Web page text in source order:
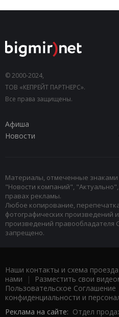
© 2000-2024,
ТОВ «КЕПРЕЙТ ПАРТНЕРС».
Все права защищены.
Афиша
Новости
Материалы, отмеченные
"Новости компаний",
правах рекламы.
Любое копирование,
фотографических произведений
произведений правообладателя
запрещено.
Наши контакты и схема проезда
нами | Разместить свои
Пользовательское Соглашение
конфиденциальности и
Реклама на сайте: Отдел